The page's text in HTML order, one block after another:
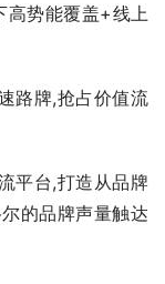
高势能覆盖+线上
路牌,抢占价值流
平台,打造从品牌
的品牌声量触达